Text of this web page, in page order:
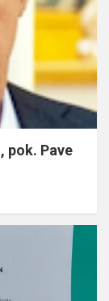
pok. Pave